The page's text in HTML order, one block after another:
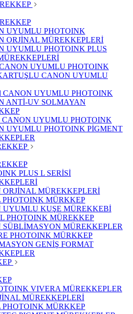
UYUMLU PHOTOINK
ORJİNAL MÜREKKEPLERİ
UYUMLU PHOTOINK PLUS
UYUMLU PHOTOINK
CANON UYUMLU
CANON UYUMLU PHOTOINK
ANTİ-UV SOLMAYAN
CANON UYUMLU PHOTOINK
UYUMLU PHOTOINK PİGMENT
PLUS L SERİSİ
ORJİNAL MÜREKKEPLERİ
PHOTOINK MÜRKKEP
UYUMLU KUŞE MÜREKKEBİ
PHOTOINK MÜREKKEP
SÜBLİMASYON MÜREKKEPLER
PHOTOINK MÜRKKEP
GENİŞ FORMAT
VIVERA MÜREKKEPLER
MÜREKKEPLERİ
PHOTOINK MÜRKKEP